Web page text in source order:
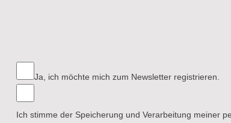
Ja, ich möchte mich zum Newsletter registrieren.
Ich stimme der Speicherung und Verarbeitung meiner